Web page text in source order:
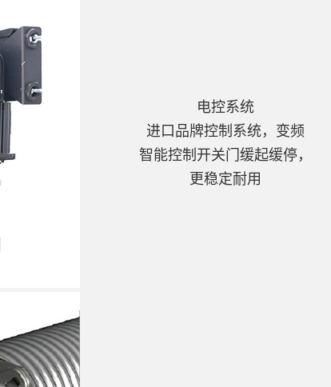
电控系统
进口品牌控制系统，变频
智能控制开关门缓起缓停，
更稳定耐用